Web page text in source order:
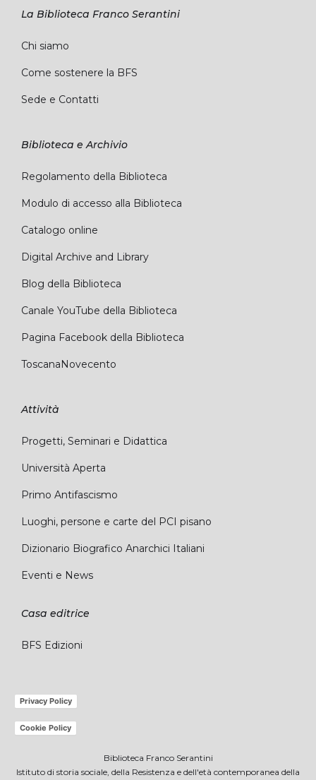
La Biblioteca Franco Serantini
Chi siamo
Come sostenere la BFS
Sede e Contatti
Biblioteca e Archivio
Regolamento della Biblioteca
Modulo di accesso alla Biblioteca
Catalogo online
Digital Archive and Library
Blog della Biblioteca
Canale YouTube della Biblioteca
Pagina Facebook della Biblioteca
ToscanaNovecento
Attività
Progetti, Seminari e Didattica
Università Aperta
Primo Antifascismo
Luoghi, persone e carte del PCI pisano
Dizionario Biografico Anarchici Italiani
Eventi e News
Casa editrice
BFS Edizioni
Privacy Policy
Cookie Policy
Biblioteca Franco Serantini
Istituto di storia sociale, della Resistenza e dell'età contemporanea della